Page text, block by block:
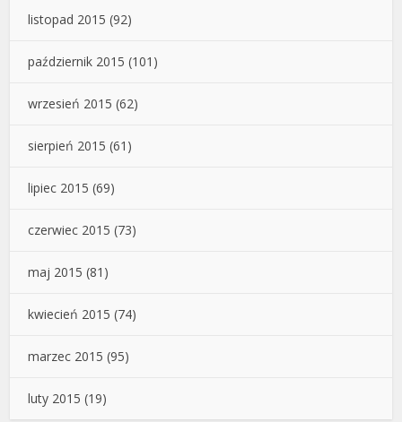
listopad 2015 (92)
październik 2015 (101)
wrzesień 2015 (62)
sierpień 2015 (61)
lipiec 2015 (69)
czerwiec 2015 (73)
maj 2015 (81)
kwiecień 2015 (74)
marzec 2015 (95)
luty 2015 (19)